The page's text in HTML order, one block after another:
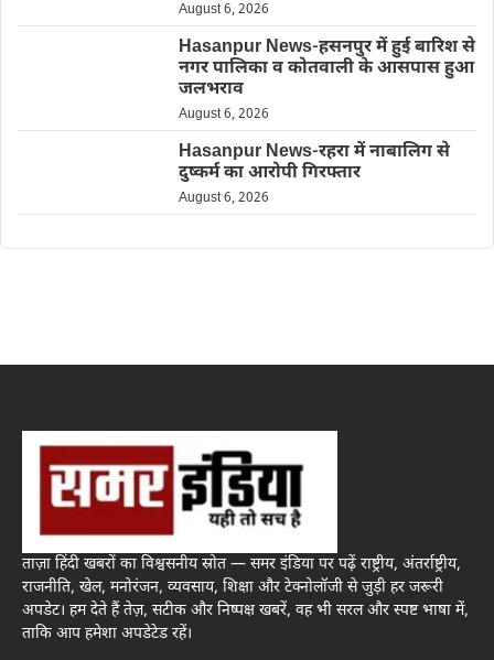
August 6, 2026
Hasanpur News-हसनपुर में हुई बारिश से
नगर पालिका व कोतवाली के आसपास हुआ
जलभराव
August 6, 2026
Hasanpur News-रहरा में नाबालिग से
दुष्कर्म का आरोपी गिरफ्तार
August 6, 2026
ताज़ा हिंदी खबरों का विश्वसनीय स्रोत — समर इंडिया पर पढ़ें राष्ट्रीय, अंतर्राष्ट्रीय,
राजनीति, खेल, मनोरंजन, व्यवसाय, शिक्षा और टेक्नोलॉजी से जुड़ी हर जरूरी
अपडेट। हम देते हैं तेज़, सटीक और निष्पक्ष खबरें, वह भी सरल और स्पष्ट भाषा में,
ताकि आप हमेशा अपडेटेड रहें।